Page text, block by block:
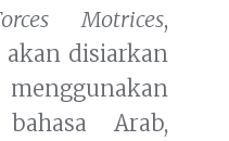
Motrices,
akan disiarkan
Arab,